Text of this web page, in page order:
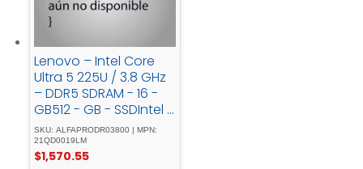
Lenovo – Intel Core
Ultra 5 225U / 3.8 GHz
– DDR5 SDRAM - 16 -
GB512 - GB - SSDIntel -
Graphics
SKU: ALFAPRODR03800 | MPN:
21QD0019LM
$1,570.55